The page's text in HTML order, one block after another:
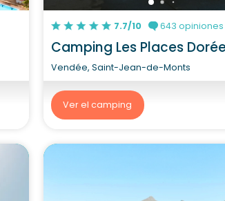
7.7/10 643 opiniones
Camping Les Places
Vendée, Saint-Jean-de-Monts
Ver el camping